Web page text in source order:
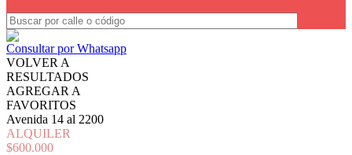
Consultar por Whatsapp
VOLVER A
RESULTADOS
AGREGAR A
FAVORITOS
Avenida 14 al 2200
ALQUILER
$600.000